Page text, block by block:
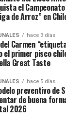
el
de Arroz” en
hace 3 días
Carmen
el primer pisco
Great Taste
hace 5 días
preventivo de
de buena
2026